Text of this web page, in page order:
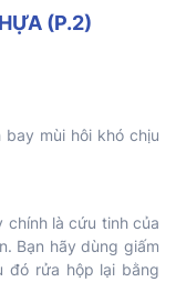
(P.2)
mùi hôi khó chịu
chính là cứu tinh của
Bạn hãy dùng giấm
đó rửa hộp lại bằng